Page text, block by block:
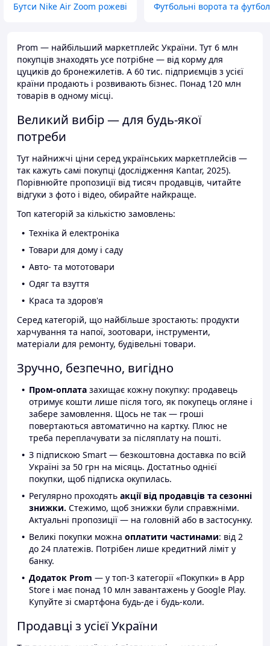
Бутси Nike Air Zoom рожеві Футбольні ворота та
Prom — найбільший маркетплейс України. Тут 6 млн
покупців знаходять усе потрібне — від корму для
цуциків до бронежилетів. А 60 тис. підприємців з усієї
країни продають і розвивають бізнес. Понад 120 млн
товарів в одному місці.
Великий вибір — для будь-якої
потреби
Тут найнижчі ціни серед українських маркетплейсів —
так кажуть самі покупці (дослідження Kantar, 2025).
Порівнюйте пропозиції від тисяч продавців, читайте
відгуки з фото і відео, обирайте найкраще.
Топ категорій за кількістю замовлень:
Техніка й електроніка
Товари для дому і саду
Авто- та мототовари
Одяг та взуття
Краса та здоров'я
Серед категорій, що найбільше зростають: продукти
харчування та напої, зоотовари, інструменти,
матеріали для ремонту, будівельні товари.
Зручно, безпечно, вигідно
Пром-оплата захищає кожну покупку: продавець
отримує кошти лише після того, як покупець огляне і
забере замовлення. Щось не так — гроші
повертаються автоматично на картку. Плюс не
треба переплачувати за післяплату на пошті.
З підпискою Smart — безкоштовна доставка по всій
Україні за 50 грн на місяць. Достатньо однієї
покупки, щоб підписка окупилась.
Регулярно проходять акції від продавців та сезонні
знижки. Стежимо, щоб знижки були справжніми.
Актуальні пропозиції — на головній або в застосунку.
Великі покупки можна оплатити частинами: від 2
до 24 платежів. Потрібен лише кредитний ліміт у
банку.
Додаток Prom — у топ-3 категорії «Покупки» в App
Store і має понад 10 млн завантажень у Google Play.
Купуйте зі смартфона будь-де і будь-коли.
Продавці з усієї України